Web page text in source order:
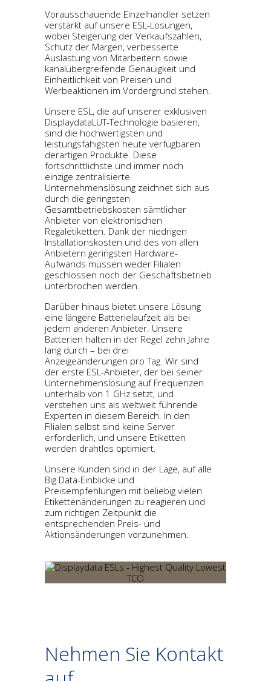
Vorausschauende Einzelhändler setzen
verstärkt auf unsere ESL-Lösungen,
wobei Steigerung der Verkaufszahlen,
Schutz der Margen, verbesserte
Auslastung von Mitarbeitern sowie
kanalübergreifende Genauigkeit und
Einheitlichkeit von Preisen und
Werbeaktionen im Vordergrund stehen.
Unsere ESL, die auf unserer exklusiven
DisplaydataLUT-Technologie basieren,
sind die hochwertigsten und
leistungsfähigsten heute verfügbaren
derartigen Produkte. Diese
fortschrittlichste und immer noch
einzige zentralisierte
Unternehmenslösung zeichnet sich aus
durch die geringsten
Gesamtbetriebskosten sämtlicher
Anbieter von elektronischen
Regaletiketten. Dank der niedrigen
Installationskosten und des von allen
Anbietern geringsten Hardware-
Aufwands müssen weder Filialen
geschlossen noch der Geschäftsbetrieb
unterbrochen werden.
Darüber hinaus bietet unsere Lösung
eine längere Batterielaufzeit als bei
jedem anderen Anbieter. Unsere
Batterien halten in der Regel zehn Jahre
lang durch – bei drei
Anzeigeänderungen pro Tag. Wir sind
der erste ESL-Anbieter, der bei seiner
Unternehmenslösung auf Frequenzen
unterhalb von 1 GHz setzt, und
verstehen uns als weltweit führende
Experten in diesem Bereich. In den
Filialen selbst sind keine Server
erforderlich, und unsere Etiketten
werden drahtlos optimiert.
Unsere Kunden sind in der Lage, auf alle
Big Data-Einblicke und
Preisempfehlungen mit beliebig vielen
Etikettenänderungen zu reagieren und
zum richtigen Zeitpunkt die
entsprechenden Preis- und
Aktionsänderungen vorzunehmen.
Nehmen Sie Kontakt